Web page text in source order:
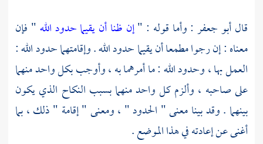
قالأبو جعفر : وأما قوله : "إن ظنا أن يقيما حدود الله" فإن
معناه : إن رجوا مطمعا أن يقيما حدود الله . وإقامتهما حدود الله :
العمل بها ، وحدود الله : ما أمرهما به ، وأوجب بكل واحد منهما
على صاحبه ، وألزم كل واحد منهما بسبب النكاح الذي يكون
بينهما . وقد بينا معنى " الحدود " ، ومعنى " إقامة " ذلك ، بما
أغنى عن إعادته في هذا الموضع .